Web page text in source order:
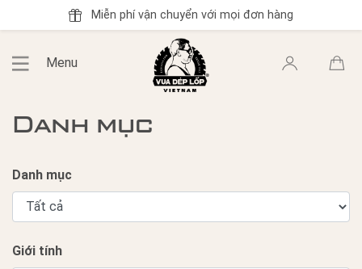
Miễn phí vận chuyển với mọi đơn hàng
Menu
Danh mục
Danh mục
Giới tính